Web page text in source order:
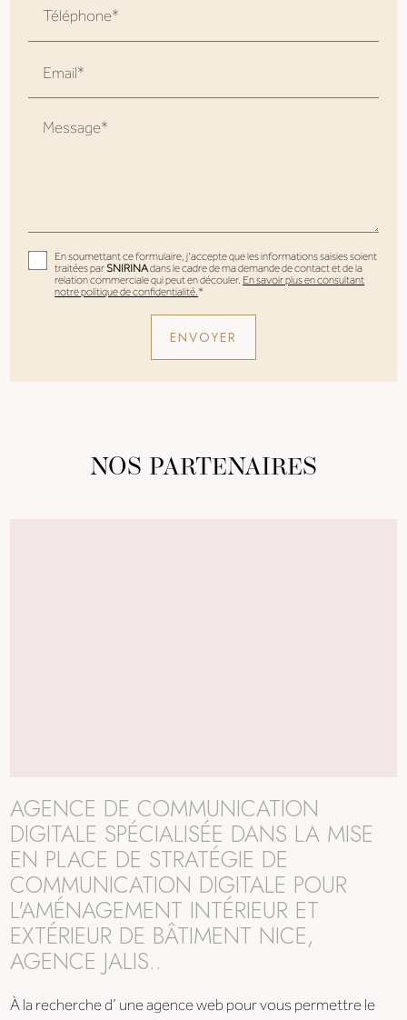
Téléphone*
Email*
Message*
En soumettant ce formulaire, j'accepte que les informations saisies soient
traitées parSNIRINAdans le cadre de ma demande de contact et de la
relation commerciale qui peut en découler.En savoir plus en consultant
notre politique de confidentialité.*
NOS PARTENAIRES
AGENCE DE COMMUNICATION
DIGITALE SPÉCIALISÉE DANS LA MISE
EN PLACE DE STRATÉGIE DE
COMMUNICATION DIGITALE POUR
L'AMÉNAGEMENT INTÉRIEUR ET
EXTÉRIEUR DE BÂTIMENT NICE,
AGENCE JALIS..
À la recherche d’ une agence web pour vous permettre le